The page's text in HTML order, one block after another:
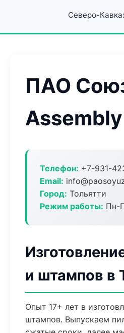
Северо-
ПАО
Assembly
Телефон: +7-931-
Email:
Город: Тольятти
Режим работы: Пн-
и штампов в
Опыт 17+ лет в
штампов. Выпускаем